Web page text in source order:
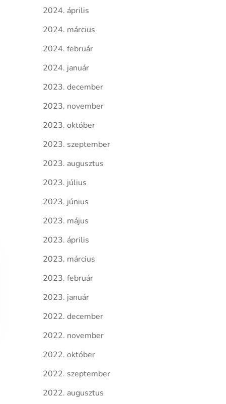
2024. április
2024. március
2024. február
2024. január
2023. december
2023. november
2023. október
2023. szeptember
2023. augusztus
2023. július
2023. június
2023. május
2023. április
2023. március
2023. február
2023. január
2022. december
2022. november
2022. október
2022. szeptember
2022. augusztus